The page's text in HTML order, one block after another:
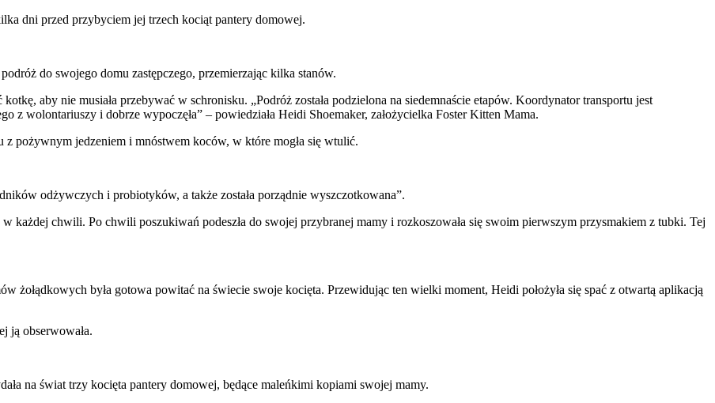
dni przed przybyciem jej trzech kociąt pantery domowej.
do swojego domu zastępczego, przemierzając kilka stanów.
aby nie musiała przebywać w schronisku. „Podróż została podzielona na siedemnaście etapów. Koordynator transportu jest
z wolontariuszy i dobrze wypoczęła” – powiedziała Heidi Shoemaker, założycielka Foster Kitten Mama.
z pożywnym jedzeniem i mnóstwem koców, w które mogła się wtulić.
odżywczych i probiotyków, a także została porządnie wyszczotkowana”.
każdej chwili. Po chwili poszukiwań podeszła do swojej przybranej mamy i rozkoszowała się swoim pierwszym przysmakiem z tubki. Tej
żołądkowych była gotowa powitać na świecie swoje kocięta. Przewidując ten wielki moment, Heidi położyła się spać z otwartą aplikacją
ją obserwowała.
na świat trzy kocięta pantery domowej, będące maleńkimi kopiami swojej mamy.